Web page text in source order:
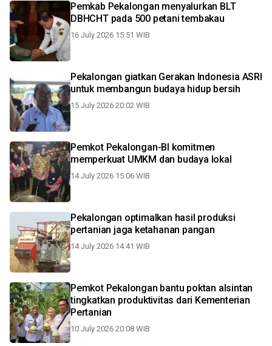
Pemkab Pekalongan menyalurkan BLT
DBHCHT pada 500 petani tembakau
16 July 2026 15:51 WIB
Pekalongan giatkan Gerakan Indonesia ASRI
untuk membangun budaya hidup bersih
15 July 2026 20:02 WIB
Pemkot Pekalongan-BI komitmen
memperkuat UMKM dan budaya lokal
14 July 2026 15:06 WIB
Pekalongan optimalkan hasil produksi
pertanian jaga ketahanan pangan
14 July 2026 14:41 WIB
Pemkot Pekalongan bantu poktan alsintan
tingkatkan produktivitas dari Kementerian
Pertanian
10 July 2026 20:08 WIB